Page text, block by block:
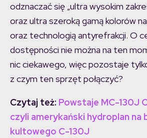
odznaczać się „ultra wysokim
oraz ultra szeroką gamą kolorów
oraz technologią antyrefrakcji. O
dostępności nie można na ten
nic ciekawego, więc pozostaje
z czym ten sprzęt połączyć?
Czytaj też: Powstaje MC-130J
czyli amerykański hydroplan na
kultowego C-130J